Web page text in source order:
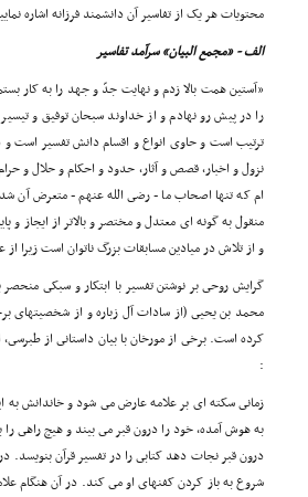
محتویات هر یک از تفاسیر آن دانشمند فرزانه اشاره
الف - «مجمع البیان» سرآمد تفاسیر
«آستین همت بالا زدم و نهایت جدّ و جهد را به کار
را در پیش رو نهادم و از خداوند سبحان توفیق و
ترتیب است و حاوى انواع و اقسام دانش تفسیر است و
نزول و اخبار، قصص و آثار، حدود و احکام و حلال و
ام که تنها اصحاب ما - رضى الله عنهم - متعرض آن
منقول به گونه اى معتدل و مختصر و بالاتر از ایجاز و
و از تلاش در میادین مسابقات بزرگ ناتوان است زیرا از
گرایش روحى بر نوشتن تفسیر با ابتکار و سبکى
محمد بن یحیى (از سادات آل زباره و از شخصیتهاى
کرده است. برخى از مورخان با بیان داستانى از
:
زمانى سکته اى بر علامه عارض مى شود و خاندانش
به هوش آمده، خود را درون قبر مى بیند و هیچ راهى
درون قبر نجات دهد کتابى را در تفسیر قرآن
شروع به باز کردن کفنهاى او مى کند. در آن هنگام